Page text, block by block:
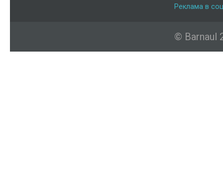
Реклама в
© Barnaul